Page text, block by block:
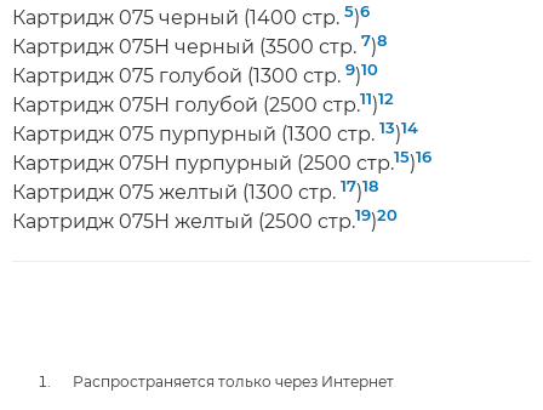
Картридж 075 черный (1400 стр. 5)6
Картридж 075H черный (3500 стр. 7)8
Картридж 075 голубой (1300 стр. 9)10
Картридж 075H голубой (2500 стр.11)12
Картридж 075 пурпурный (1300 стр. 13)14
Картридж 075H пурпурный (2500 стр.15)16
Картридж 075 желтый (1300 стр. 17)18
Картридж 075H желтый (2500 стр.19)20
Распространяется только через Интернет